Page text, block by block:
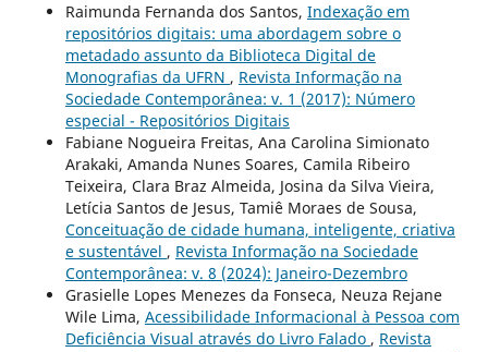
Raimunda Fernanda dos Santos, Indexação em
repositórios digitais: uma abordagem sobre o
metadado assunto da Biblioteca Digital de
Monografias da UFRN , Revista Informação na
Sociedade Contemporânea: v. 1 (2017): Número
especial - Repositórios Digitais
Fabiane Nogueira Freitas, Ana Carolina Simionato
Arakaki, Amanda Nunes Soares, Camila Ribeiro
Teixeira, Clara Braz Almeida, Josina da Silva Vieira,
Letícia Santos de Jesus, Tamiê Moraes de Sousa,
Conceituação de cidade humana, inteligente, criativa
e sustentável , Revista Informação na Sociedade
Contemporânea: v. 8 (2024): Janeiro-Dezembro
Grasielle Lopes Menezes da Fonseca, Neuza Rejane
Wile Lima, Acessibilidade Informacional à Pessoa com
Deficiência Visual através do Livro Falado , Revista